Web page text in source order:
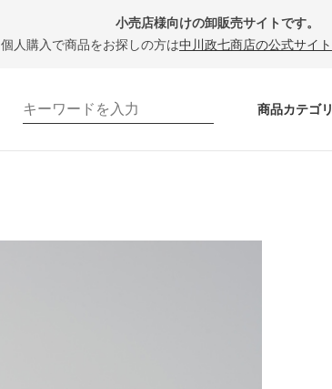
小売店様向けの卸販売サイトです。
個人購入で商品をお探しの方は中川政七商店の公式サイト
商品カテゴリ